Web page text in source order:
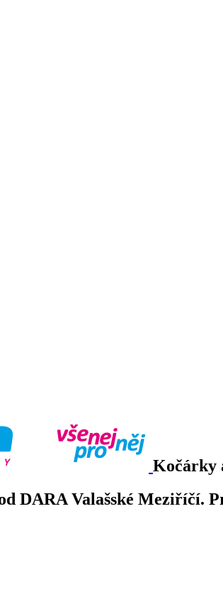
Kočárky
DARA Valašské Meziříčí.